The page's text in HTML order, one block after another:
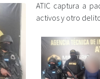
ATIC captura a
activos y otro